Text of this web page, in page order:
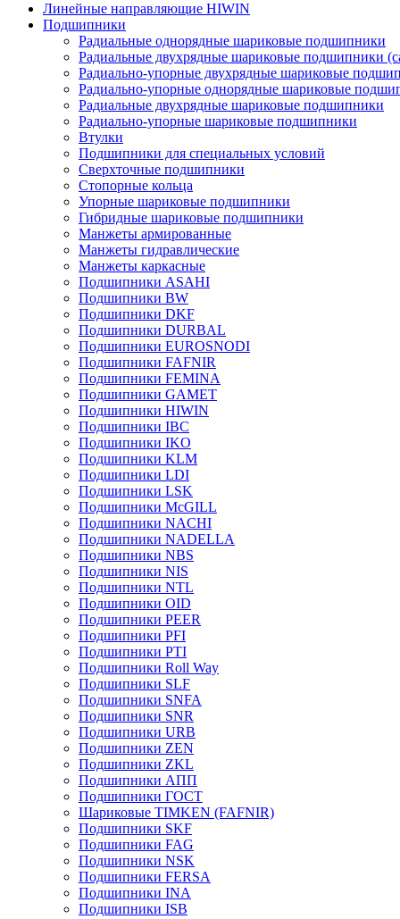
Линейные направляющие HIWIN
Подшипники
Радиальные однорядные шариковые подшипники
Радиальные двухрядные шариковые подшипники
Радиально-упорные двухрядные шариковые
Радиально-упорные однорядные шариковые
Радиальные двухрядные шариковые подшипники
Радиально-упорные шариковые подшипники
Втулки
Подшипники для специальных условий
Сверхточные подшипники
Стопорные кольца
Упорные шариковые подшипники
Гибридные шариковые подшипники
Манжеты армированные
Манжеты гидравлические
Манжеты каркасные
Подшипники ASAHI
Подшипники BW
Подшипники DKF
Подшипники DURBAL
Подшипники EUROSNODI
Подшипники FAFNIR
Подшипники FEMINA
Подшипники GAMET
Подшипники HIWIN
Подшипники IBC
Подшипники IKO
Подшипники KLM
Подшипники LDI
Подшипники LSK
Подшипники McGILL
Подшипники NACHI
Подшипники NADELLA
Подшипники NBS
Подшипники NIS
Подшипники NTL
Подшипники OID
Подшипники PEER
Подшипники PFI
Подшипники PTI
Подшипники Roll Way
Подшипники SLF
Подшипники SNFA
Подшипники SNR
Подшипники URB
Подшипники ZEN
Подшипники ZKL
Подшипники АПП
Подшипники ГОСТ
Шариковые ТІMKEN (FAFNIR)
Подшипники SKF
Подшипники FAG
Подшипники NSK
Подшипники FERSA
Подшипники INA
Подшипники ISB